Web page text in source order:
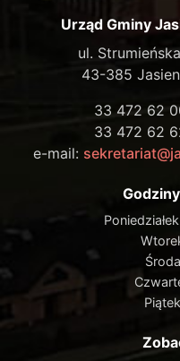
Urząd Gminy
ul.
43-385
33 472 62
33 472 62
e-mail:
Poniedziałek
Środa
Piątek